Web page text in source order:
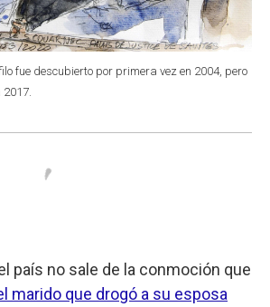
fue descubierto por primera vez en 2004, pero
país no sale de la conmoción que
marido que drogó a su esposa